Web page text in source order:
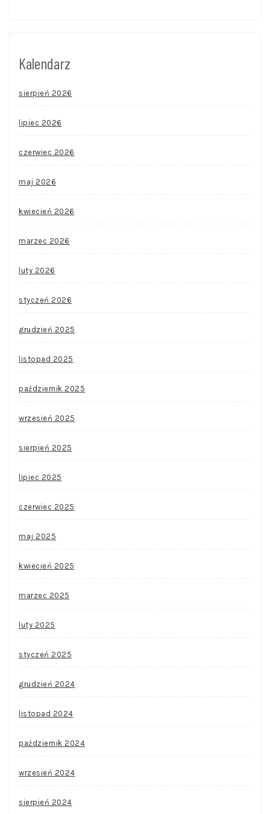
Kalendarz
sierpień 2026
lipiec 2026
czerwiec 2026
maj 2026
kwiecień 2026
marzec 2026
luty 2026
styczeń 2026
grudzień 2025
listopad 2025
październik 2025
wrzesień 2025
sierpień 2025
lipiec 2025
czerwiec 2025
maj 2025
kwiecień 2025
marzec 2025
luty 2025
styczeń 2025
grudzień 2024
listopad 2024
październik 2024
wrzesień 2024
sierpień 2024